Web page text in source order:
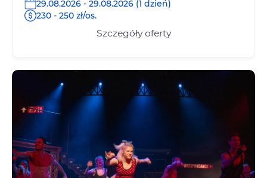
29.08.2026 - 29.08.2026 (1 dzień)
230 - 250 zł/os.
Szczegóły oferty